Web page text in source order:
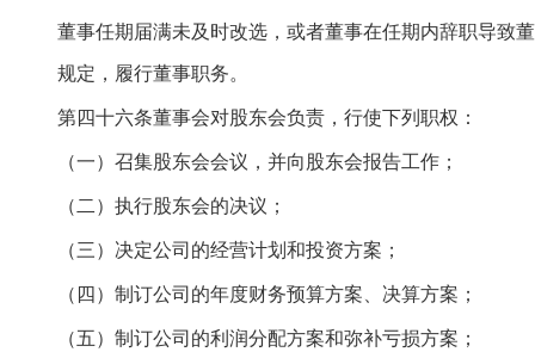
董事任期届满未及时改选，或者董事在任期内辞职导致
规定，履行董事职务。
第四十六条董事会对股东会负责，行使下列职权：
（一）召集股东会会议，并向股东会报告工作；
（二）执行股东会的决议；
（三）决定公司的经营计划和投资方案；
（四）制订公司的年度财务预算方案、决算方案；
（五）制订公司的利润分配方案和弥补亏损方案；